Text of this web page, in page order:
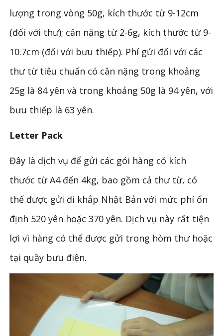
lượng trong vòng 50g, kích thước từ 9-12cm
(đối với thư); cân nặng từ 2-6g, kích thước từ 9-
10.7cm (đối với bưu thiếp). Phí gửi đối với các
thư từ tiêu chuẩn có cân nặng trong khoảng
25g là 84 yên và trong khoảng 50g là 94 yên, với
bưu thiếp là 63 yên.
Letter Pack
Đây là dịch vụ để gửi các gói hàng có kích
thước từ A4 đến 4kg, bao gồm cả thư từ, có
thể được gửi đi khắp Nhật Bản với mức phí ổn
định 520 yên hoặc 370 yên. Dịch vụ này rất tiện
lợi vì hàng có thể được gửi trong hòm thư hoặc
tại quầy bưu điện.